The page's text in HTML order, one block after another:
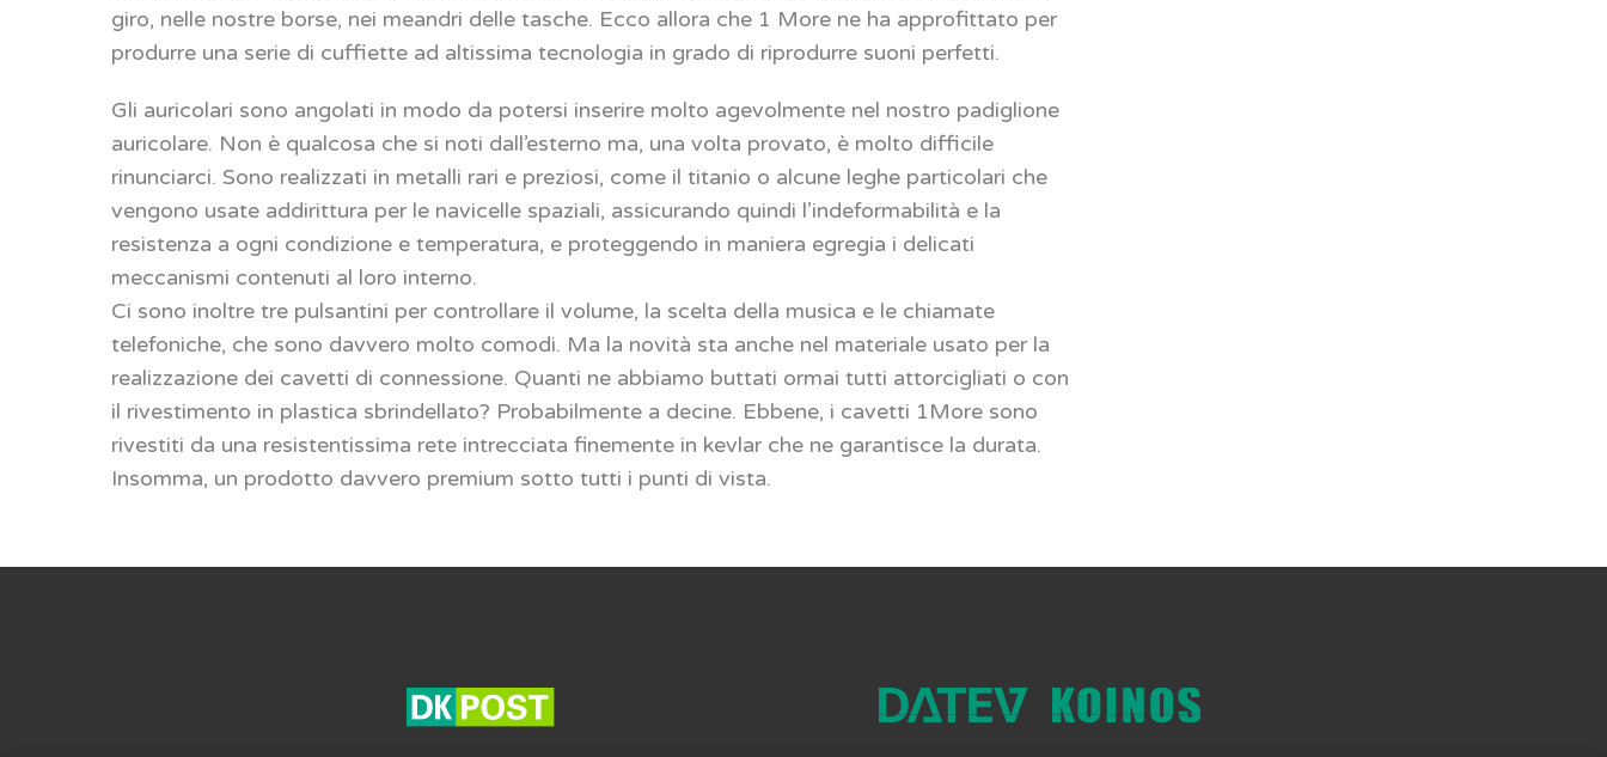
giro, nelle nostre borse, nei meandri delle tasche. Ecco allora che 1 More ne ha approfittato per
produrre una serie di cuffiette ad altissima tecnologia in grado di riprodurre suoni perfetti.
Gli auricolari sono angolati in modo da potersi inserire molto agevolmente nel nostro padiglione
auricolare. Non è qualcosa che si noti dall’esterno ma, una volta provato, è molto difficile
rinunciarci. Sono realizzati in metalli rari e preziosi, come il titanio o alcune leghe particolari che
vengono usate addirittura per le navicelle spaziali, assicurando quindi l’indeformabilità e la
resistenza a ogni condizione e temperatura, e proteggendo in maniera egregia i delicati
meccanismi contenuti al loro interno.
Ci sono inoltre tre pulsantini per controllare il volume, la scelta della musica e le chiamate
telefoniche, che sono davvero molto comodi. Ma la novità sta anche nel materiale usato per la
realizzazione dei cavetti di connessione. Quanti ne abbiamo buttati ormai tutti attorcigliati o con
il rivestimento in plastica sbrindellato? Probabilmente a decine. Ebbene, i cavetti 1More sono
rivestiti da una resistentissima rete intrecciata finemente in kevlar che ne garantisce la durata.
Insomma, un prodotto davvero premium sotto tutti i punti di vista.